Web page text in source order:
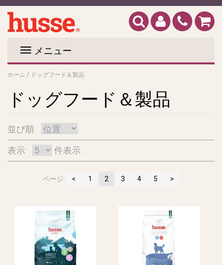
メニュー
ホーム / ドッグフード＆製品
ドッグフード＆製品
並び順
表示 件表示
ページ: 1 2 3 4 5